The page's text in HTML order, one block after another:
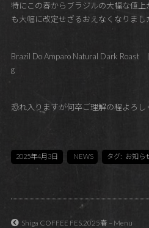
特にこの春からブラジルの大幅な値
も大幅に改定せざるおえなくなりまし
Brazil Do Amparo Natural Dark
g
恐れ入りますが何卒ご理解の程よろし
2025年4月3日 NEWS タグ: お知ら
Shiga COFFEE FES.2025春 – Menu